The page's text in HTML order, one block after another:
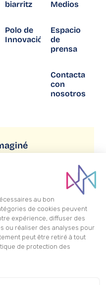
biarritz
Polo de
Innovación
Medios
Espacio
de
prensa
Contacta
con
nosotros